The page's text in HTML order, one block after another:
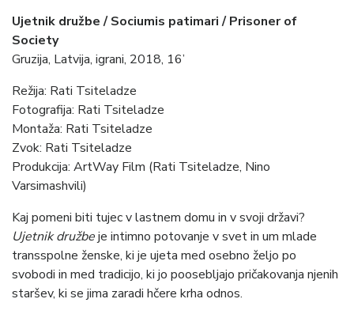
Ujetnik družbe / Sociumis patimari / Prisoner of
Society
Gruzija, Latvija, igrani, 2018, 16’
Režija: Rati Tsiteladze
Fotografija: Rati Tsiteladze
Montaža: Rati Tsiteladze
Zvok: Rati Tsiteladze
Produkcija: ArtWay Film (Rati Tsiteladze, Nino
Varsimashvili)
Kaj pomeni biti tujec v lastnem domu in v svoji državi?
Ujetnik družbeje intimno potovanje v svet in um mlade
transspolne ženske, ki je ujeta med osebno željo po
svobodi in med tradicijo, ki jo poosebljajo pričakovanja njenih
staršev, ki se jima zaradi hčere krha odnos.